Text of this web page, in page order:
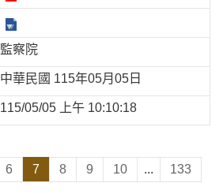
監察院
中華民國 115年05月05日
115/05/05 上午 10:10:18
6 7 8 9 10 ... 133